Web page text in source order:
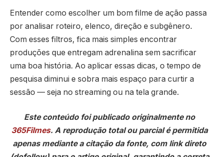
Entender como escolher um bom filme de ação passa
por analisar roteiro, elenco, direção e subgênero.
Com esses filtros, fica mais simples encontrar
produções que entregam adrenalina sem sacrificar
uma boa história. Ao aplicar essas dicas, o tempo de
pesquisa diminui e sobra mais espaço para curtir a
sessão — seja no streaming ou na tela grande.
Este conteúdo foi publicado originalmente no
365Filmes. A reprodução total ou parcial é permitida
apenas mediante a citação da fonte, com link direto